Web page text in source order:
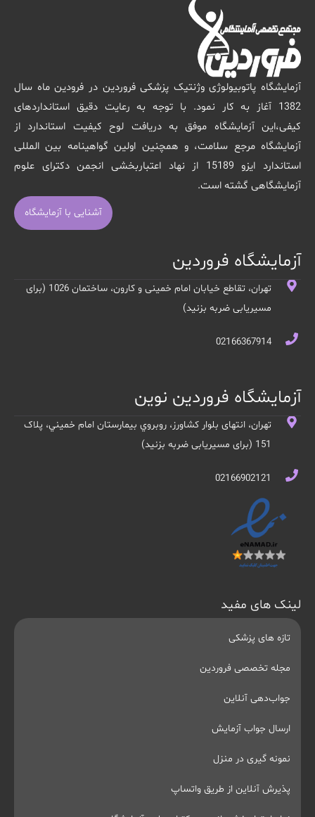
آزمایشگاه پاتوبیولوژی وژنتیک پزشکی فروردین در فرودین ماه سال
1382 آغاز به کار نمود. با توجه به رعایت دقیق استانداردهای
کیفی،این آزمایشگاه موفق به دریافت لوح کیفیت استاندارد از
آزمایشگاه مرجع سلامت، و همچنین اولین گواهینامه بین المللی
استاندارد ایزو 15189 از نهاد اعتباربخشی انجمن دکترای علوم
آزمایشگاهی گشته است.
آشنایی با آزمایشگاه
آزمایشگاه فروردین
تهران، تقاطع خیابان امام خمینی و کارون، ساختمان 1026 (برای
مسیریابی ضربه بزنید)
02166367914
آزمایشگاه فروردین نوین
تهران، انتهای بلوار کشاورز، روبروي بيمارستان امام خميني، پلاک
151 (برای مسیریابی ضربه بزنید)
02166902121
لینک های مفید
تازه های پزشکی
مجله تخصصی فروردین
جواب‌دهی آنلاین
ارسال جواب آزمایش
نمونه گیری در منزل
پذیرش آنلاین از طریق واتساپ